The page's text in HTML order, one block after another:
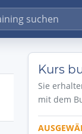
Kurs
Sie
mit dem